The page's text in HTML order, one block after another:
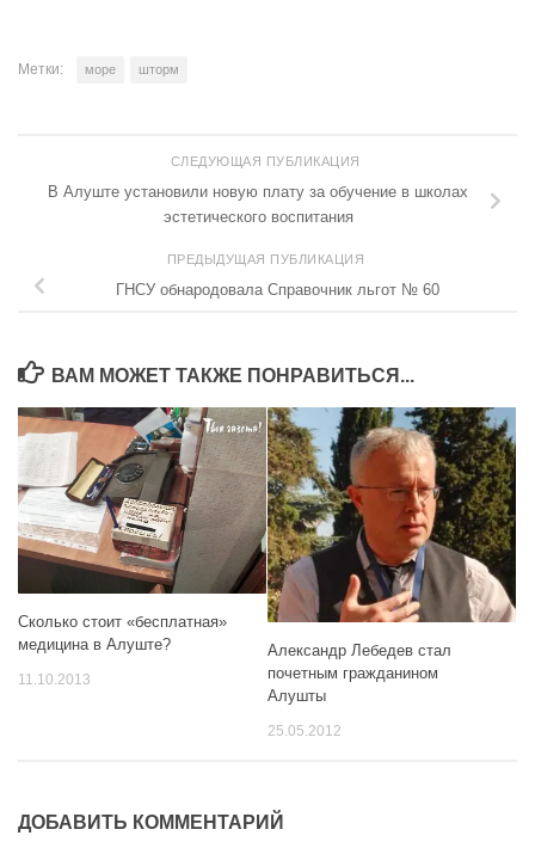
Метки: море шторм
СЛЕДУЮЩАЯ ПУБЛИКАЦИЯ
В Алуште установили новую плату за обучение в школах
эстетического воспитания
ПРЕДЫДУЩАЯ ПУБЛИКАЦИЯ
ГНСУ обнародовала Справочник льгот № 60
ВАМ МОЖЕТ ТАКЖЕ ПОНРАВИТЬСЯ...
Сколько стоит «бесплатная»
медицина в Алуште?
11.10.2013
Александр Лебедев стал
почетным гражданином
Алушты
25.05.2012
ДОБАВИТЬ КОММЕНТАРИЙ